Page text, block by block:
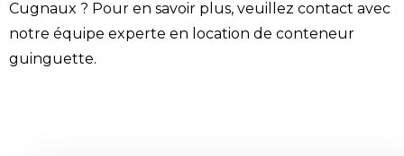
Cugnaux ? Pour en savoir plus, veuillez contact avec
notre équipe experte en location de conteneur
guinguette.